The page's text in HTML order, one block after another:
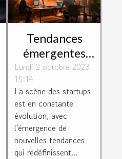
Tendances
émergentes
dans
l'écosystème
des startups
Lundi 2 octobre 2023
15:14
La scène des startups
est en constante
évolution, avec
l'émergence de
nouvelles tendances
qui redéfinissent...